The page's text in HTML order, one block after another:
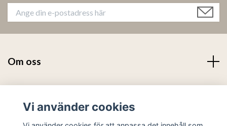
Om oss
Vi använder cookies